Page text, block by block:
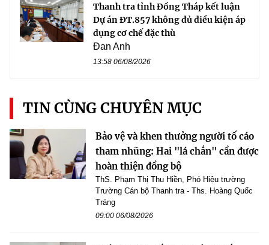
Thanh tra tỉnh Đồng Tháp kết luận
Dự án ĐT.857 không đủ điều kiện áp
dụng cơ chế đặc thù
Đan Anh
13:58 06/08/2026
TIN CÙNG CHUYÊN MỤC
Bảo vệ và khen thưởng người tố cáo
tham nhũng: Hai "lá chắn" cần được
hoàn thiện đồng bộ
ThS. Phạm Thị Thu Hiền, Phó Hiệu trường
Trường Cán bộ Thanh tra - Ths. Hoàng Quốc
Tráng
09:00 06/08/2026